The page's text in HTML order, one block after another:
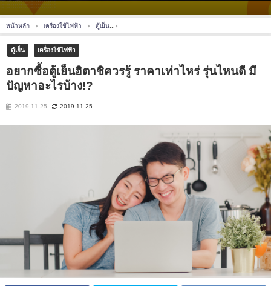
หน้าหลัก เครื่องใช้ไฟฟ้า ตู้เย็น
ตู้เย็น เครื่องใช้ไฟฟ้า
อยากซื้อตู้เย็นฮิตาชิควรรู้ ราคาเท่าไหร่ รุ่นไหนดี มี
ปัญหาอะไรบ้าง!?
2019-11-25 2019-11-25